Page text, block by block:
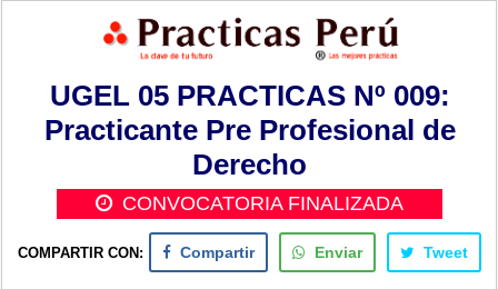
UGEL 05 PRACTICAS Nº 009:
Practicante Pre Profesional de
Derecho
CONVOCATORIA FINALIZADA
COMPARTIR CON: Compartir Enviar Tweet